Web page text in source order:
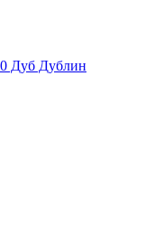
Дуб Дублин